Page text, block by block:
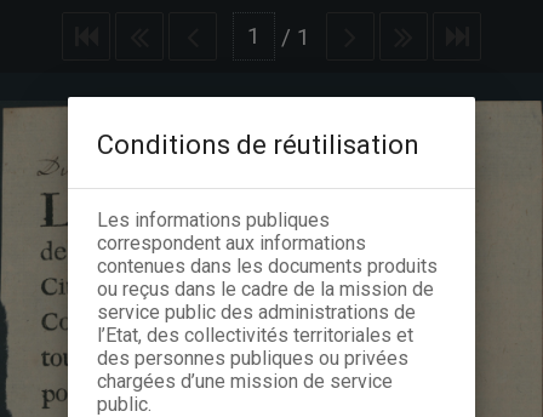
/ 1
Conditions de réutilisation
Les informations publiques
correspondent aux informations
contenues dans les documents produits
ou reçus dans le cadre de la mission de
service public des administrations de
l’Etat, des collectivités territoriales et
des personnes publiques ou privées
chargées d’une mission de service
public.